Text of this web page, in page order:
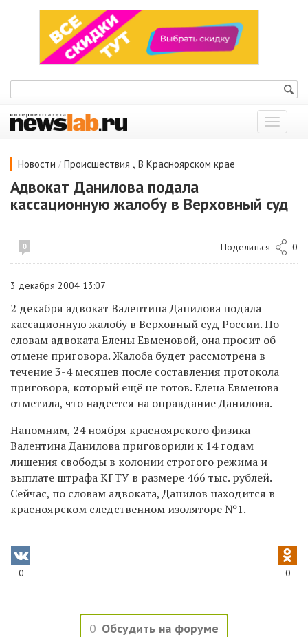
Показать
меню
Новости / Происшествия , В Красноярском крае
Адвокат Данилова подала
кассационную жалобу в Верховный суд
0 Поделиться 0
3 декабря 2004 13:07
2 декабря адвокат Валентина Данилова подала
кассационную жалобу в Верховный суд России. По
словам адвоката Елены Евменовой, она просит об
отмене приговора. Жалоба будет рассмотрена в
течение 3-4 месяцев после составления протокола
приговора, который ещё не готов. Елена Евменова
отметила, что надеется на оправдание Данилова.
Напомним, 24 ноября красноярского физика
Валентина Данилова приговорили к 14 годам
лишения свободы в колонии строгого режима и
выплате штрафа КГТУ в размере 466 тыс. рублей.
Сейчас, по словам адвоката, Данилов находится в
красноярском следственном изоляторе №1.
0 0
0 Обсудить на форуме